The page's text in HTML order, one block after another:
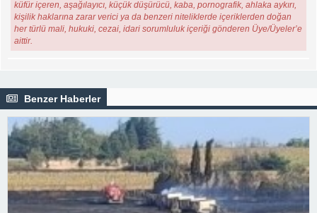
küfür içeren, aşağılayıcı, küçük düşürücü, kaba, pornografik, ahlaka aykırı,
kişilik haklarına zarar verici ya da benzeri niteliklerde içeriklerden doğan
her türlü mali, hukuki, cezai, idari sorumluluk içeriği gönderen Üye/Üyeler’e
aittir.
Benzer Haberler